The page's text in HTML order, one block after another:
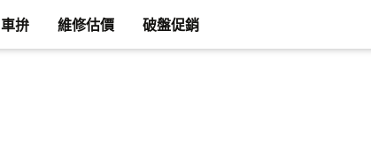
車拚 維修估價 破盤促銷